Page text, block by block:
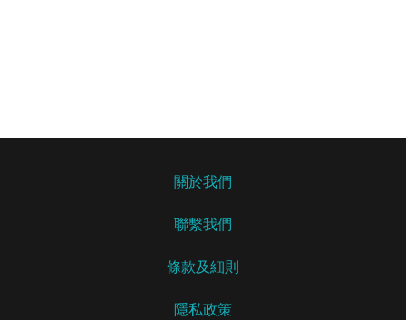
關於我們
聯繫我們
條款及細則
隱私政策